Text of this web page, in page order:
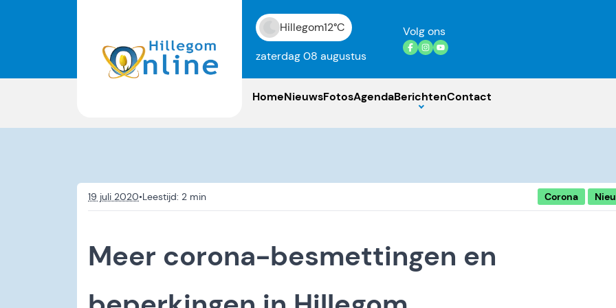
Hillegom12°C
zaterdag 08 augustus
Volg ons
HomeNieuwsFotosAgendaBerichtenContact
19 juli 2020• Corona
Meer corona-besmettingen en